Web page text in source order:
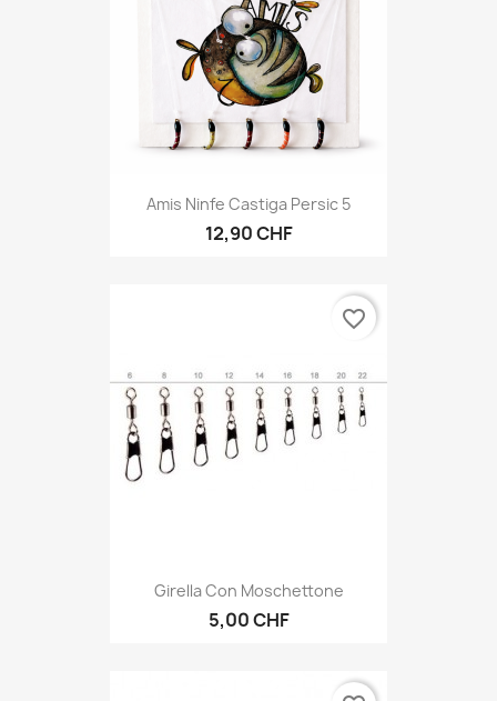
Amis Ninfe Castiga Persic 5
12,90 CHF
Girella Con Moschettone
5,00 CHF
favorite_border